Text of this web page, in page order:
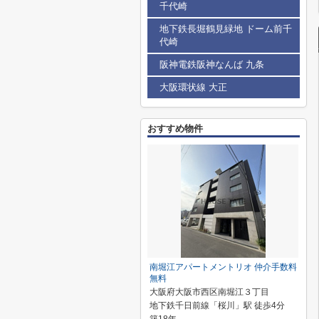
千代崎
地下鉄長堀鶴見緑地 ドーム前千
代崎
阪神電鉄阪神なんば 九条
大阪環状線 大正
おすすめ物件
南堀江アパートメントリオ 仲介手数料
無料
大阪府大阪市西区南堀江３丁目
地下鉄千日前線「桜川」駅 徒歩4分